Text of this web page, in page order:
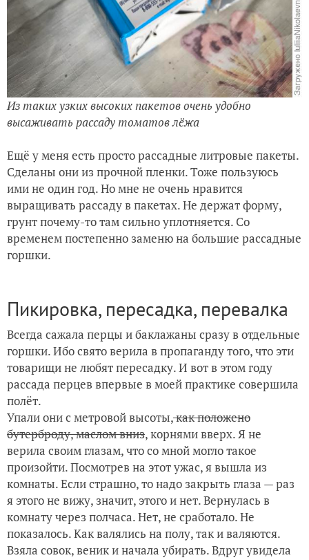
Из таких узких высоких пакетов очень удобно
высаживать рассаду томатов лёжа
Ещё у меня есть просто рассадные литровые пакеты.
Сделаны они из прочной пленки. Тоже пользуюсь
ими не один год. Но мне не очень нравится
выращивать рассаду в пакетах. Не держат форму,
грунт почему-то там сильно уплотняется. Со
временем постепенно заменю на большие рассадные
горшки.
Пикировка, пересадка, перевалка
Всегда сажала перцы и баклажаны сразу в отдельные
горшки. Ибо свято верила в пропаганду того, что эти
товарищи не любят пересадку. И вот в этом году
рассада перцев впервые в моей практике совершила
полёт.
Упали они с метровой высоты,как положено
бутерброду, маслом вниз, корнями вверх. Я не
верила своим глазам, что со мной могло такое
произойти. Посмотрев на этот ужас, я вышла из
комнаты. Если страшно, то надо закрыть глаза — раз
я этого не вижу, значит, этого и нет. Вернулась в
комнату через полчаса. Нет, не сработало. Не
показалось. Как валялись на полу, так и валяются.
Взяла совок, веник и начала убирать. Вдруг увидела